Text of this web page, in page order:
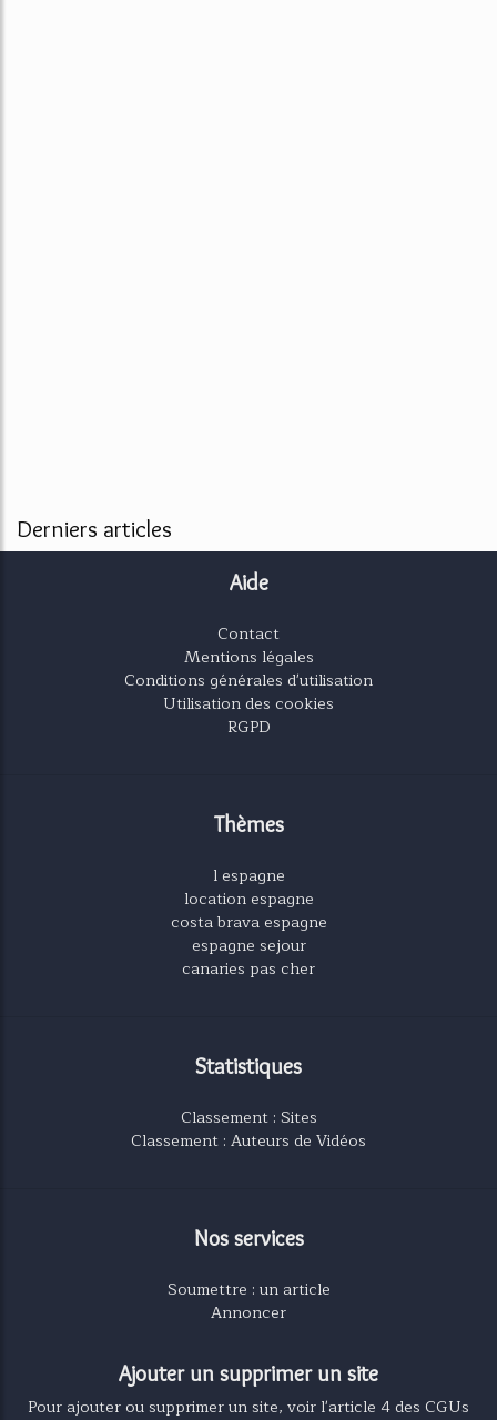
Derniers articles
Aide
Contact
Mentions légales
Conditions générales d'utilisation
Utilisation des cookies
RGPD
Thèmes
l espagne
location espagne
costa brava espagne
espagne sejour
canaries pas cher
Statistiques
Classement : Sites
Classement : Auteurs de Vidéos
Nos services
Soumettre : un article
Annoncer
Ajouter un supprimer un site
Pour ajouter ou supprimer un site, voir l'article 4 des CGUs